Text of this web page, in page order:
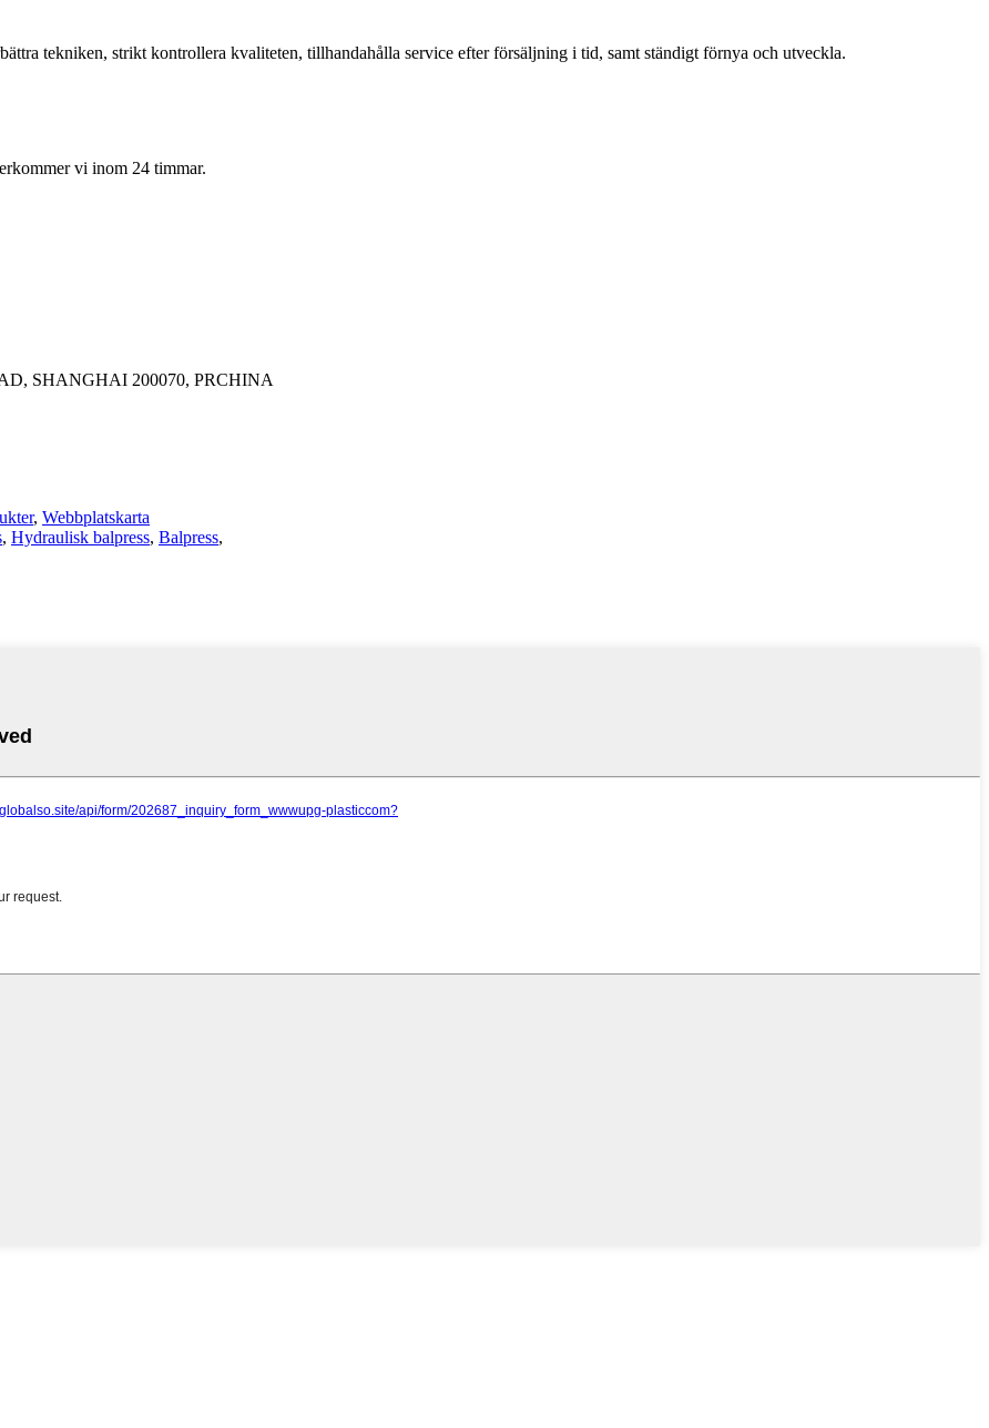
tekniken, strikt kontrollera kvaliteten, tillhandahålla service efter försäljning i tid, samt ständigt förnya och utveckla.
vi inom 24 timmar.
SHANGHAI 200070, PRCHINA
, Webbplatskarta
, Hydraulisk balpress, Balpress,